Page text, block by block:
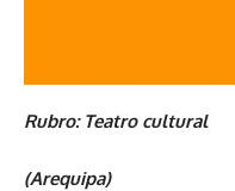
Rubro: Teatro cultural
(Arequipa)